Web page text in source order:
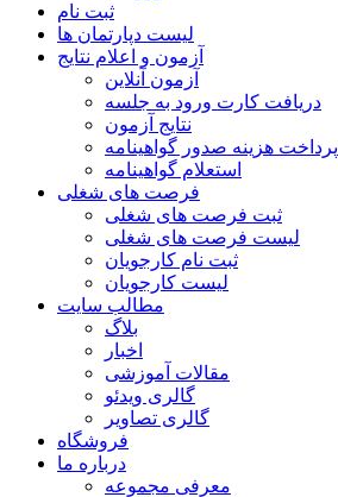
ثبت نام
لیست دپارتمان ها
آزمون و اعلام نتایج
آزمون آنلاین
دریافت کارت ورود به جلسه
نتایج آزمون
پرداخت هزینه صدور گواهینامه
استعلام گواهینامه
فرصت های شغلی
ثبت فرصت های شغلی
لیست فرصت های شغلی
ثبت نام کارجویان
لیست کارجویان
مطالب سایت
بلاگ
اخبار
مقالات آموزشی
گالری ویدئو
گالری تصاویر
فروشگاه
درباره ما
معرفی مجموعه